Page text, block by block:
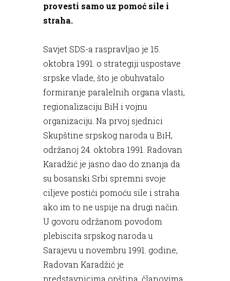
provesti samo uz pomoć sile i
straha.
Savjet SDS-a raspravljao je 15.
oktobra 1991. o strategiji uspostave
srpske vlade, što je obuhvatalo
formiranje paralelnih organa vlasti,
regionalizaciju BiH i vojnu
organizaciju. Na prvoj sjednici
Skupštine srpskog naroda u BiH,
održanoj 24. oktobra 1991. Radovan
Karadžić je jasno dao do znanja da
su bosanski Srbi spremni svoje
ciljeve postići pomoću sile i straha
ako im to ne uspije na drugi način.
U govoru održanom povodom
plebiscita srpskog naroda u
Sarajevu u novembru 1991. godine,
Radovan Karadžić je
predstavnicima opština, članovima